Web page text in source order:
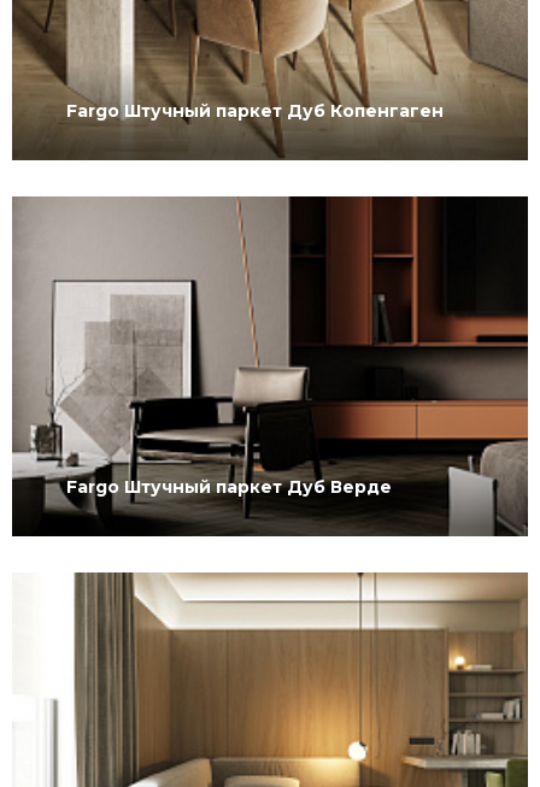
Fargo Штучный паркет Дуб Копенгаген
Fargo Штучный паркет Дуб Верде